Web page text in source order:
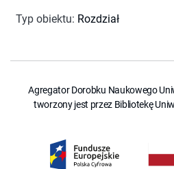
Typ obiektu: Rozdział
Agregator Dorobku Naukowego
tworzony jest przez Bibliotekę